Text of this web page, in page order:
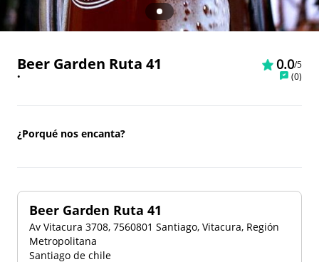
Beer Garden Ruta 41 0.0/5
•
(0)
¿Porqué nos encanta?
Beer Garden Ruta 41
Av Vitacura 3708, 7560801 Santiago, Vitacura, Región
Metropolitana
Santiago de chile